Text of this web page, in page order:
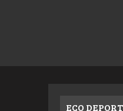
ECO